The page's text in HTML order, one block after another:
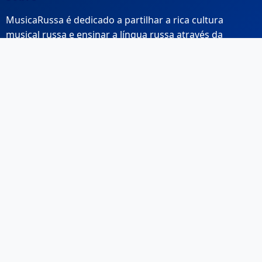
MusicaRussa é dedicado a partilhar a rica cultura
musical russa e ensinar a língua russa através da